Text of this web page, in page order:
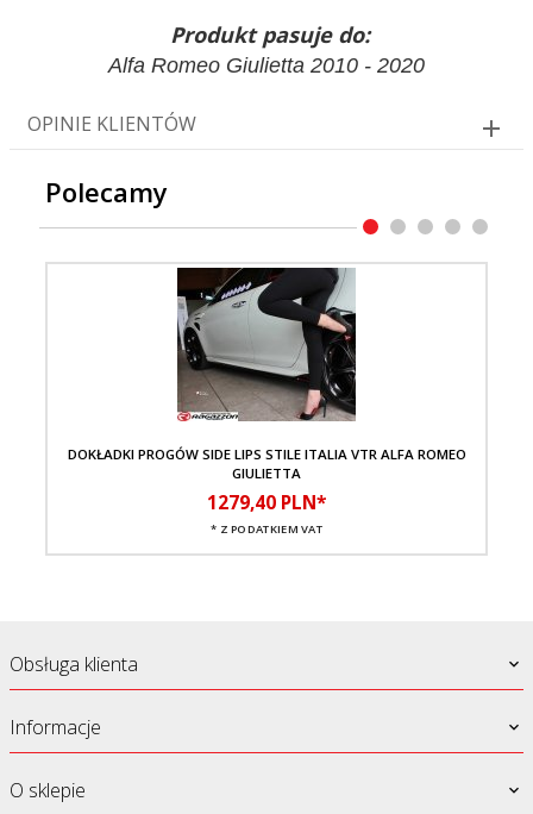
Produkt pasuje do:
Alfa Romeo Giulietta 2010 - 2020
OPINIE KLIENTÓW
Polecamy
DOKŁADKI PROGÓW SIDE LIPS STILE ITALIA VTR ALFA ROMEO
GIULIETTA
1279,40 PLN*
* Z PODATKIEM VAT
Obsługa klienta
Informacje
O sklepie